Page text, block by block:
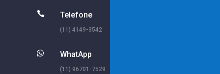
 Telefone
(11) 4149-3542
 WhatApp
(11) 96701-7529